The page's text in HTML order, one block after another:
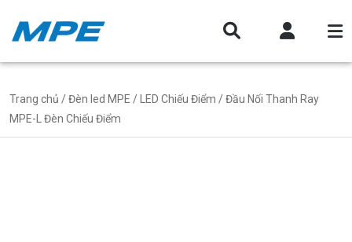
Trang chủ /Đèn led MPE / LED Chiếu Điểm / Đầu Nối Thanh Ray
MPE-L Đèn Chiếu Điểm